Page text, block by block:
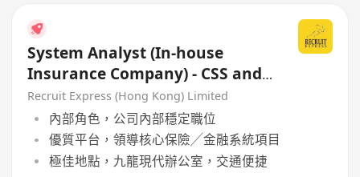
System Analyst (In-house
Insurance Company) - CSS and
HTML5, Java,SQL
Recruit Express (Hong Kong) Limited
內部角色，公司內部穩定職位
優質平台，領導核心保險╱金融系統項目
極佳地點，九龍現代辦公室，交通便捷